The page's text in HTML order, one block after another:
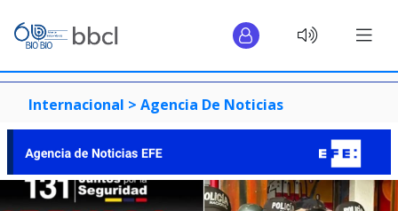
Internacional > Agencia De Noticias